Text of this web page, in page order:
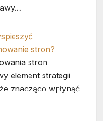
stron?
stron
element strategii
znacząco wpłynąć